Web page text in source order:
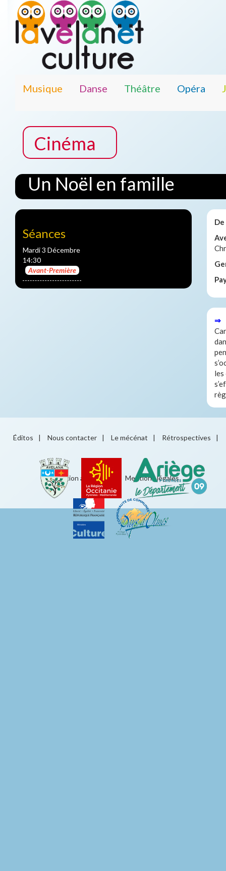
Musique Danse Théâtre Opéra
Cinéma
Un Noël en famille
Séances
Mardi 3 Décembre
14:30
Avant-Première
De
⇒
les
Éditos | Nous contacter | Le mécénat | Rétrospectives |
Éducation artistique Mentions légales